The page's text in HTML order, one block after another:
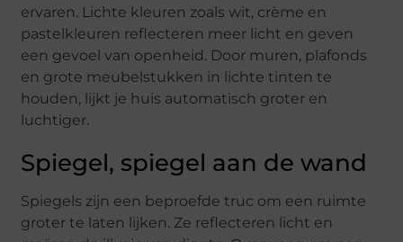
ervaren. Lichte kleuren zoals wit, crème en
pastelkleuren reflecteren meer licht en geven
een gevoel van openheid. Door muren, plafonds
en grote meubelstukken in lichte tinten te
houden, lijkt je huis automatisch groter en
luchtiger.
Spiegel, spiegel aan de wand
Spiegels zijn een beproefde truc om een ruimte
groter te laten lijken. Ze reflecteren licht en